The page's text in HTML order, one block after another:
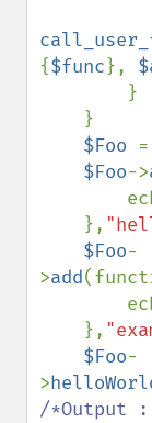
{$func},
$Foo
$Foo->
    },
$Foo-
>add
    },
$Foo-
>
/*Output